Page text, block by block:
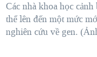
SỨC KHOẺ
TRỊNH VĨNH BÌNH -
GROUND ZERO – XƯA
Ngôn ngữ khác
Các nhà khoa học
thể lên đến một mức
nghiên cứu về gen.